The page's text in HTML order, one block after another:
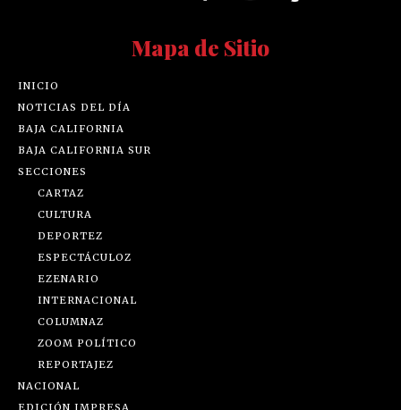
Mapa de Sitio
INICIO
NOTICIAS DEL DÍA
BAJA CALIFORNIA
BAJA CALIFORNIA SUR
SECCIONES
CARTAZ
CULTURA
DEPORTEZ
ESPECTÁCULOZ
EZENARIO
INTERNACIONAL
COLUMNAZ
ZOOM POLÍTICO
REPORTAJEZ
NACIONAL
EDICIÓN IMPRESA